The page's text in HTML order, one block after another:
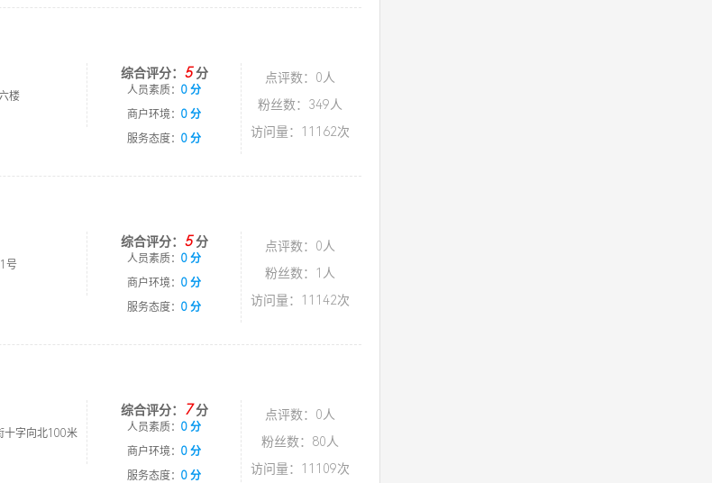
楼
综合评分： 5分
人员素质： 0 分
商户环境： 0 分
服务态度： 0 分
点评数：0人
粉丝数：349人
访问量：11162次
号
综合评分： 5分
人员素质： 0 分
商户环境： 0 分
服务态度： 0 分
点评数：0人
粉丝数：1人
访问量：11142次
十字向北100米
综合评分： 7分
人员素质： 0 分
商户环境： 0 分
服务态度： 0 分
点评数：0人
粉丝数：80人
访问量：11109次